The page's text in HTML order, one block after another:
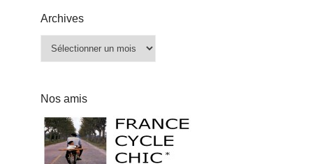
Archives
Archives
Nos amis